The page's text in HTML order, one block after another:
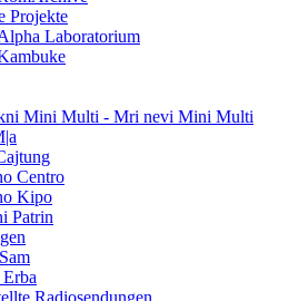
Projekte
Laboratorium
Mini Multi - Mri nevi Mini Multi
Centro
Kipo
Patrin
Radiosendungen